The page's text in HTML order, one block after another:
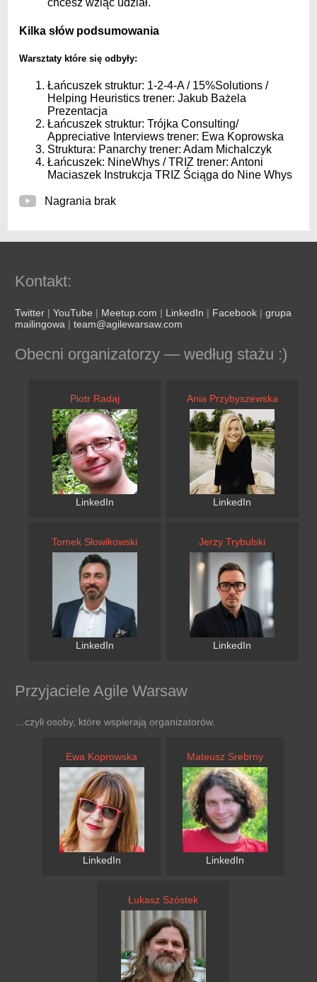
chcesz wziąć udział.
Kilka słów podsumowania
Warsztaty które się odbyły:
Łańcuszek struktur: 1-2-4-A/ 15%Solutions/
Helping Heuristics trener: Jakub Bażela
Prezentacja
Łańcuszek struktur:Trójka Consulting/
Appreciative Interviews trener: Ewa Koprowska
Struktura: Panarchy trener: Adam Michalczyk
Łańcuszek: NineWhys /TRIZ trener: Antoni
Maciaszek Instrukcja TRIZ Ściąga do Nine Whys
Nagrania brak
Kontakt:
Twitter | YouTube | Meetup.com | LinkedIn | Facebook | grupa
mailingowa | team@agilewarsaw.com
Obecni organizatorzy — według stażu :)
Piotr Radaj
LinkedIn
Ania Przybyszewska
LinkedIn
Tomek Słowikowski
LinkedIn
Jerzy Trybulski
LinkedIn
Przyjaciele Agile Warsaw
…czyli osoby, które wspierają organizatorów.
Ewa Koprowska
LinkedIn
Mateusz Srebrny
LinkedIn
Łukasz Szóstek